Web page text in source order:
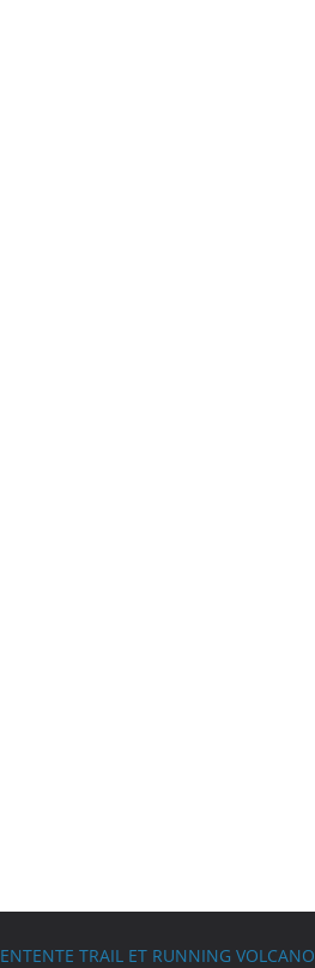
ENTENTE TRAIL ET RUNNING VOLCANO